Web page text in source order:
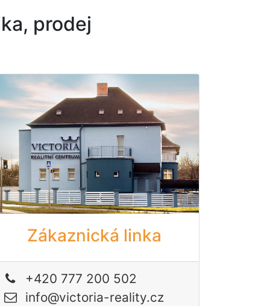
prodej
Zákaznická linka
+420 777 200 502
info@victoria-reality.cz